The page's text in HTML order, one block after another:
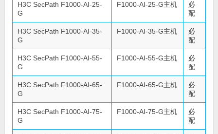
H3C SecPath F1000-AI-25-
G
F1000-AI-25-G主机
必
配
H3C SecPath F1000-AI-35-
G
F1000-AI-35-G主机
必
配
H3C SecPath F1000-AI-55-
G
F1000-AI-55-G主机
必
配
H3C SecPath F1000-AI-65-
G
F1000-AI-65-G主机
必
配
H3C SecPath F1000-AI-75-
G
F1000-AI-75-G主机
必
配